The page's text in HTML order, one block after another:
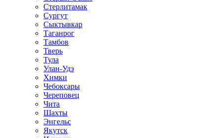
Стерлитамак
Сургут
Сыктывкар
Таганрог
Тамбов
Тверь
Тула
Улан-Удэ
Химки
Чебоксары
Череповец
Чита
Шахты
Энгельс
Якутск